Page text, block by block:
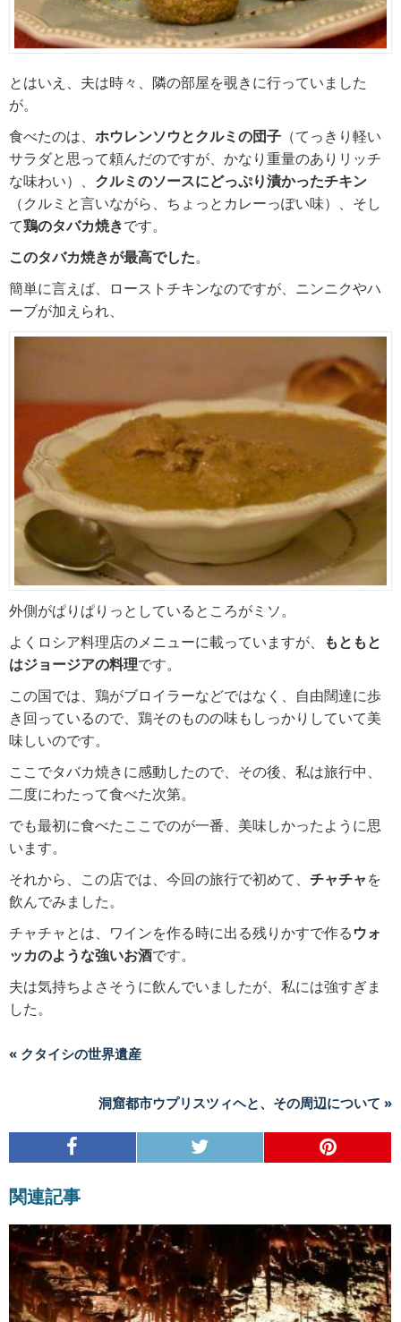
とはいえ、夫は時々、隣の部屋を覗きに行っていました
が。
食べたのは、 ホウレンソウとクルミの団子 （てっきり軽い
サラダと思って頼んだのですが、かなり重量のありリッチ
な味わい）、 クルミのソースにどっぷり漬かったチキン
（クルミと言いながら、ちょっとカレーっぽい味）、そし
て鶏のタバカ焼きです。
このタバカ焼きが最高でした。
簡単に言えば、ローストチキンなのですが、ニンニクやハ
ーブが加えられ、
外側がぱりぱりっとしているところがミソ。
よくロシア料理店のメニューに載っていますが、
もともと
はジョージアの料理です。
この国では、鶏がブロイラーなどではなく、自由闊達に歩
き回っているので、鶏そのものの味もしっかりしていて美
味しいのです。
ここでタバカ焼きに感動したので、その後、私は旅行中、
二度にわたって食べた次第。
でも最初に食べたここでのが一番、美味しかったように思
います。
それから、この店では、今回の旅行で初めて、 チャチャを
飲んでみました。
チャチャとは、ワインを作る時に出る残りかすで作るウォ
ッカのような強いお酒です。
夫は気持ちよさそうに飲んでいましたが、私には強すぎま
した。
« クタイシの世界遺産
洞窟都市ウプリスツィヘと、その周辺について »
関連記事